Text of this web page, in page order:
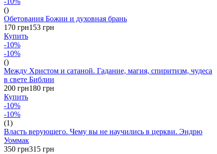
()
Обетования Божии и духовная брань
170 грн153 грн
Купить
-10%
-10%
()
Между Христом и сатаной. Гадание, магия, спиритизм, чудеса
в свете Библии
200 грн180 грн
Купить
-10%
-10%
(1)
Власть верующего. Чему вы не научились в церкви. Эндрю
Уоммак
350 грн315 грн